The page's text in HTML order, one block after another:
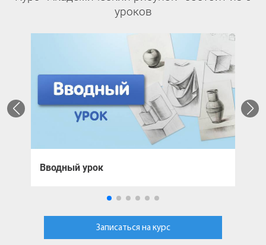
уроков
Вводный урок
Записаться на курс